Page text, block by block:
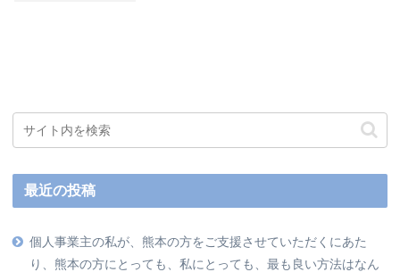
最近の投稿
個人事業主の私が、熊本の方をご支援させていただくにあた
り、熊本の方にとっても、私にとっても、最も良い方法はなん